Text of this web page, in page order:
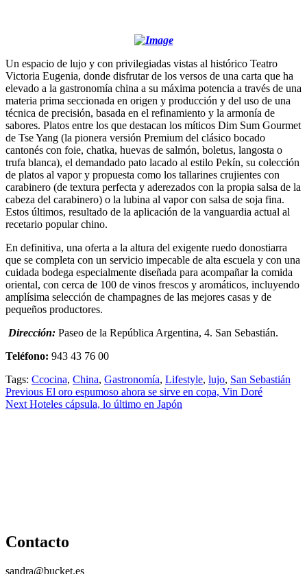
Un espacio de lujo y con privilegiadas vistas al histórico Teatro
Victoria Eugenia, donde disfrutar de los versos de una carta que ha
elevado a la gastronomía china a su máxima potencia a través de una
materia prima seccionada en origen y producción y del uso de una
técnica de precisión, basada en el refinamiento y la armonía de
sabores. Platos entre los que destacan los míticos Dim Sum Gourmet
de Tse Yang (la pionera versión Premium del clásico bocado
cantonés con foie, chatka, huevas de salmón, boletus, langosta o
trufa blanca), el demandado pato lacado al estilo Pekín, su colección
de platos al vapor y propuesta como los tallarines crujientes con
carabinero (de textura perfecta y aderezados con la propia salsa de la
cabeza del carabinero) o la lubina al vapor con salsa de soja fina.
Estos últimos, resultado de la aplicación de la vanguardia actual al
recetario popular chino.
En definitiva, una oferta a la altura del exigente ruedo donostiarra
que se completa con un servicio impecable de alta escuela y con una
cuidada bodega especialmente diseñada para acompañar la comida
oriental, con cerca de 100 de vinos frescos y aromáticos, incluyendo
amplísima selección de champagnes de las mejores casas y de
pequeños productores.
Dirección: Paseo de la República Argentina, 4. San Sebastián.
Teléfono: 943 43 76 00
Tags: Ccocina, China, Gastronomía, Lifestyle, lujo, San Sebastián
Continue
Reading
Previous El oro espumoso ahora se sirve en copa, Vin Doré
Next Hoteles cápsula, lo último en Japón
Contacto
sandra@bucket.es